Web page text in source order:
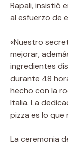
Rapali, insistió
al esfuerzo de
«Nuestro
mejorar,
ingredientes
durante 48
hecho con la
Italia. La
pizza es lo que
La ceremonia